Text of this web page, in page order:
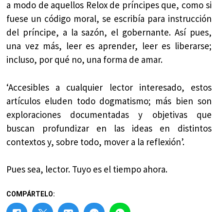
a modo de aquellos Relox de príncipes que, como si
fuese un código moral, se escribía para instrucción
del príncipe, a la sazón, el gobernante. Así pues,
una vez más, leer es aprender, leer es liberarse;
incluso, por qué no, una forma de amar.
‘Accesibles a cualquier lector interesado, estos
artículos eluden todo dogmatismo; más bien son
exploraciones documentadas y objetivas que
buscan profundizar en las ideas en distintos
contextos y, sobre todo, mover a la reflexión’.
Pues sea, lector. Tuyo es el tiempo ahora.
COMPÁRTELO: